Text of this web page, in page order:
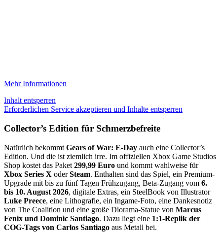
Mehr Informationen
Inhalt entsperren
Erforderlichen Service akzeptieren und Inhalte entsperren
Collector’s Edition für Schmerzbefreite
Natürlich bekommt Gears of War: E-Day auch eine Collector’s
Edition. Und die ist ziemlich irre. Im offiziellen Xbox Game Studios
Shop kostet das Paket 299,99 Euro und kommt wahlweise für
Xbox Series X oderSteam. Enthalten sind das Spiel, ein Premium-
Upgrade mit bis zu fünf Tagen Frühzugang, Beta-Zugang vom 6.
bis 10. August 2026, digitale Extras, ein SteelBook von Illustrator
Luke Preece, eine Lithografie, ein Ingame-Foto, eine Dankesnotiz
von The Coalition und eine große Diorama-Statue von Marcus
Fenix und Dominic Santiago. Dazu liegt eine 1:1-Replik der
COG-Tags von Carlos Santiago aus Metall bei.